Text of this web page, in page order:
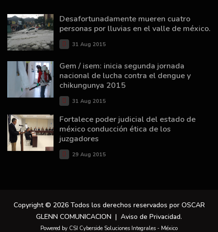
Desafortunadamente mueren cuatro
personas por lluvias en el valle de méxico.
31 Aug 2015
Gem / isem: inicia segunda jornada
nacional de lucha contra el dengue y
chikungunya 2015
31 Aug 2015
Fortalece poder judicial del estado de
méxico conducción ética de los
juzgadores
29 Aug 2015
Copyright © 2026 Todos los derechos reservados por OSCAR
GLENN COMUNICACION | Aviso de Privacidad.
Powered by CSI Cyberside Soluciones Integrales - México